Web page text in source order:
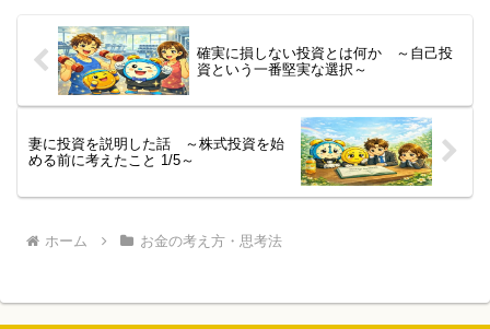
確実に損しない投資とは何か ～自己投
資という一番堅実な選択～
妻に投資を説明した話 ～株式投資を始
める前に考えたこと 1/5～
ホーム お金の考え方・思考法